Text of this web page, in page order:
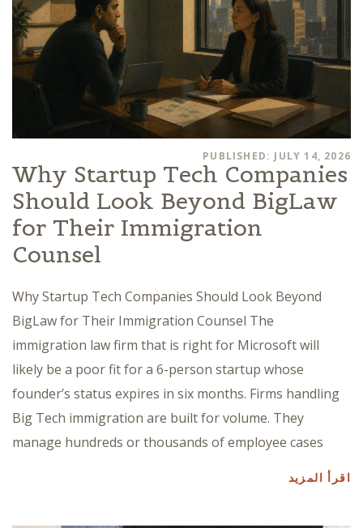
PUBLISHED: JULY 14, 2026
Why Startup Tech Companies
Should Look Beyond BigLaw
for Their Immigration
Counsel
Why Startup Tech Companies Should Look Beyond
BigLaw for Their Immigration Counsel The
immigration law firm that is right for Microsoft will
likely be a poor fit for a 6-person startup whose
founder’s status expires in six months. Firms handling
Big Tech immigration are built for volume. They
manage hundreds or thousands of employee cases
اقرأ المزيد